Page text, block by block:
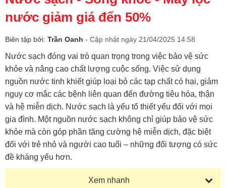
nước giảm giá đến 50%
Biên tập bởi: Trần Oanh - Cập nhật ngày 21/04/2025 14:58
Nước sạch đóng vai trò quan trọng trong việc bảo vệ sức
khỏe và nâng cao chất lượng cuộc sống. Việc sử dụng
nguồn nước tinh khiết giúp loại bỏ các tạp chất có hại, giảm
nguy cơ mắc các bệnh liên quan đến đường tiêu hóa, thận
và hệ miễn dịch. Nước sạch là yếu tố thiết yếu đối với mọi
gia đình. Một nguồn nước sạch không chỉ giúp bảo vệ sức
khỏe mà còn góp phần tăng cường hệ miễn dịch, đặc biệt
đối với trẻ nhỏ và người cao tuổi – những đối tượng có sức
đề kháng yếu hơn.
Xem nhanh